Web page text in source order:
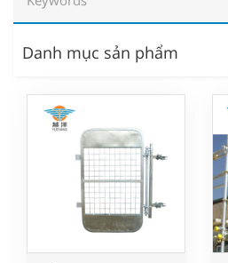
Danh mục sản phẩm